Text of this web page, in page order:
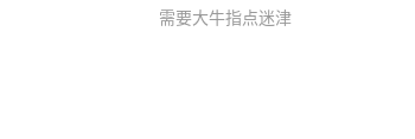
需要大牛指点迷津